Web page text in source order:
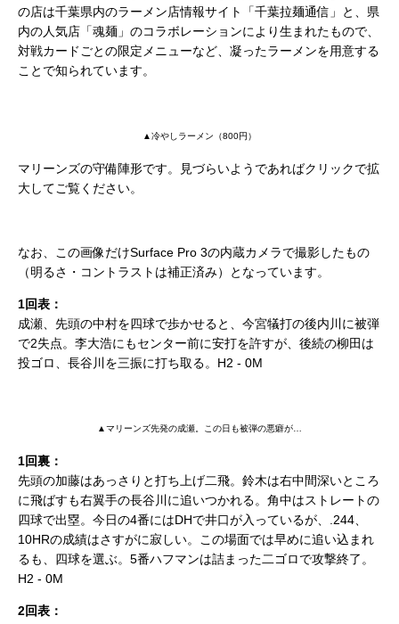
の店は千葉県内のラーメン店情報サイト「千葉拉麺通信」と、県
内の人気店「魂麺」のコラボレーションにより生まれたもので、
対戦カードごとの限定メニューなど、凝ったラーメンを用意する
ことで知られています。
▲冷やしラーメン（800円）
マリーンズの守備陣形です。見づらいようであればクリックで拡
大してご覧ください。
なお、この画像だけSurface Pro 3の内蔵カメラで撮影したもの
（明るさ・コントラストは補正済み）となっています。
1回表：
成瀬、先頭の中村を四球で歩かせると、今宮犠打の後内川に被弾
で2失点。李大浩にもセンター前に安打を許すが、後続の柳田は
投ゴロ、長谷川を三振に打ち取る。H2 - 0M
▲マリーンズ先発の成瀬。この日も被弾の悪癖が…
1回裏：
先頭の加藤はあっさりと打ち上げ二飛。鈴木は右中間深いところ
に飛ばすも右翼手の長谷川に追いつかれる。角中はストレートの
四球で出塁。今日の4番にはDHで井口が入っているが、.244、
10HRの成績はさすがに寂しい。この場面では早めに追い込まれ
るも、四球を選ぶ。5番ハフマンは詰まった二ゴロで攻撃終了。
H2 - 0M
2回表：